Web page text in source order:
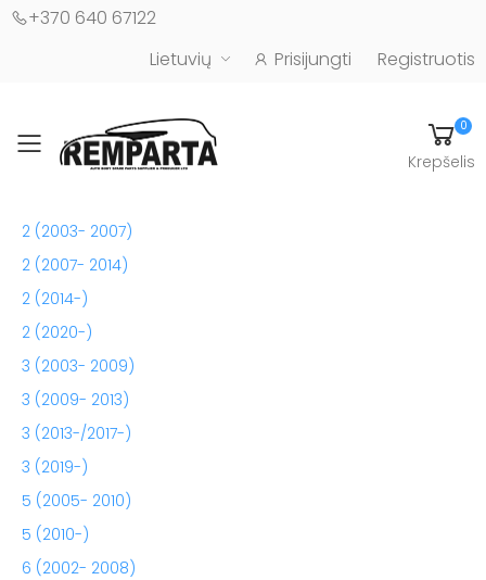
+370 640 67122
Lietuvių
Prisijungti Registruotis
Toggle mobile menu
0
Krepšelis
2 (2003- 2007)
2 (2007- 2014)
2 (2014-)
2 (2020-)
3 (2003- 2009)
3 (2009- 2013)
3 (2013-/2017-)
3 (2019-)
5 (2005- 2010)
5 (2010-)
6 (2002- 2008)